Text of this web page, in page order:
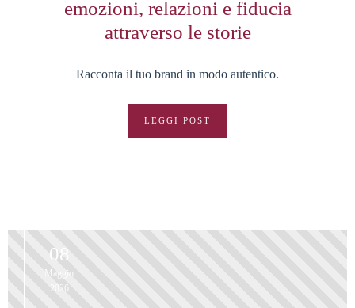
emozioni, relazioni e fiducia
attraverso le storie
Racconta il tuo brand in modo autentico.
LEGGI POST
08
Maggio
2026